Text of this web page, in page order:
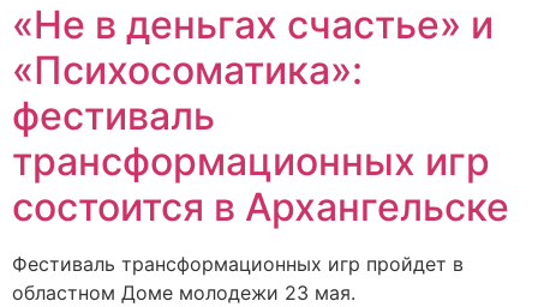
«Не в деньгах счастье» и
«Психосоматика»:
фестиваль
трансформационных игр
состоится в Архангельске
Фестиваль трансформационных игр пройдет в
областном Доме молодежи 23 мая.